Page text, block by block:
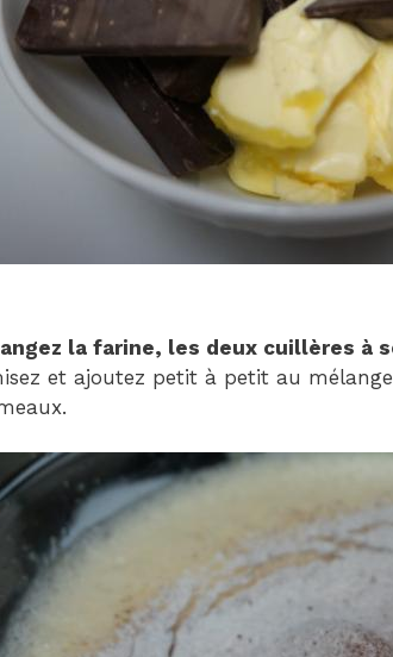
la farine, les deux cuillères à
et ajoutez petit à petit au